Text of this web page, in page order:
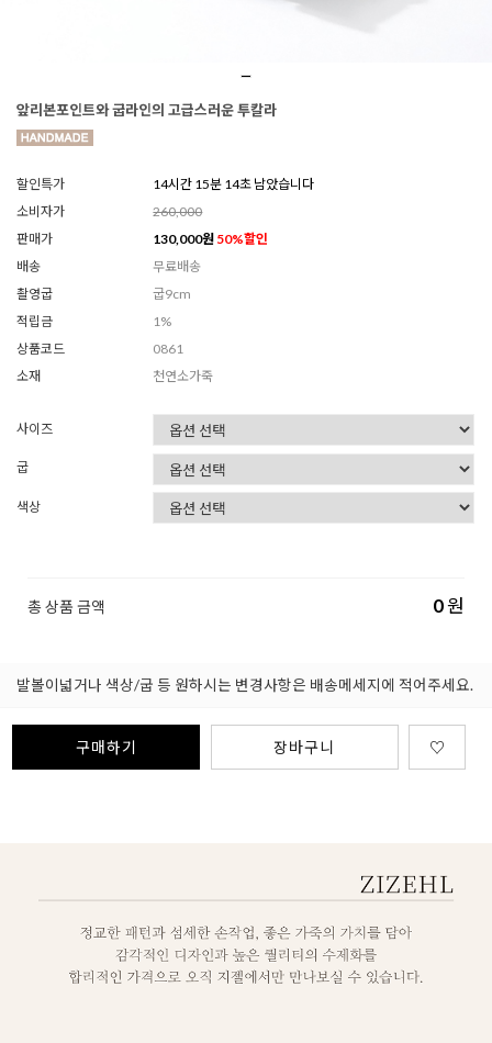
앞리본포인트와 굽라인의 고급스러운 투칼라
할인특가
14시간 15분 12초 남았습니다
소비자가
260,000
판매가
130,000원 50%할인
배송
무료배송
촬영굽
굽9cm
적립금
1%
상품코드
0861
소재
천연소가죽
사이즈
굽
색상
총 상품 금액 0원
발볼이넓거나 색상/굽 등 원하시는 변경사항은 배송메세지에 적어주세요.
구매하기 장바구니 ♡